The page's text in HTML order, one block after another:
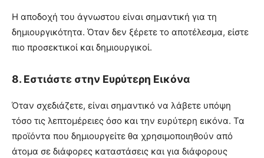
Η αποδοχή του άγνωστου είναι σημαντική για τη
δημιουργικότητα. Όταν δεν ξέρετε το αποτέλεσμα, είστε
πιο προσεκτικοί και δημιουργικοί.
8. Εστιάστε στην Ευρύτερη Εικόνα
Όταν σχεδιάζετε, είναι σημαντικό να λάβετε υπόψη
τόσο τις λεπτομέρειες όσο και την ευρύτερη εικόνα. Τα
προϊόντα που δημιουργείτε θα χρησιμοποιηθούν από
άτομα σε διάφορες καταστάσεις και για διάφορους